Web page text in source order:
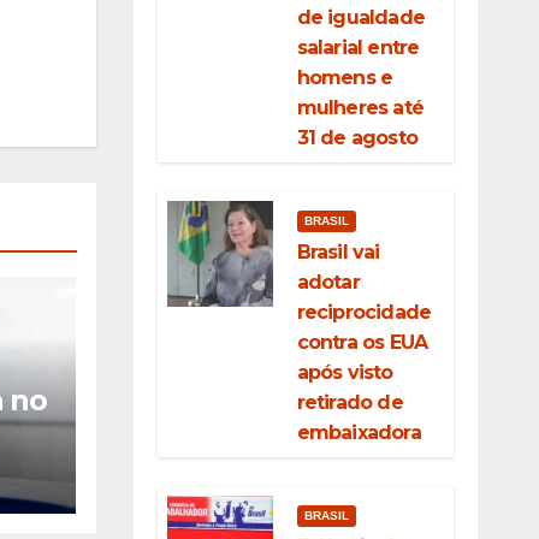
no
a
de igualdade
salarial entre
homens e
mulheres até
31 de agosto
BRASIL
Brasil vai
adotar
reciprocidade
contra os EUA
após visto
retirado de
embaixadora
BRASIL